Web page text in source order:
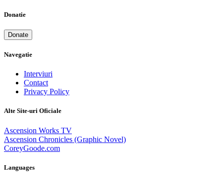
Donatie
Donate
Navegatie
Interviuri
Contact
Privacy Policy
Alte Site-uri Oficiale
Ascension Works TV
Ascension Chronicles (Graphic Novel)
CoreyGoode.com
Languages